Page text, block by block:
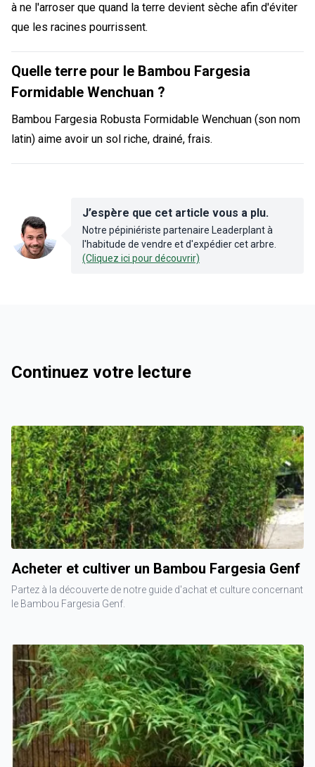
à ne l'arroser que quand la terre devient sèche afin d'éviter
que les racines pourrissent.
Quelle terre pour le Bambou Fargesia
Formidable Wenchuan ?
Bambou Fargesia Robusta Formidable Wenchuan (son nom
latin) aime avoir un sol riche, drainé, frais.
J’espère que cet article vous a plu.
Notre pépiniériste partenaire Leaderplant à
l'habitude de vendre et d'expédier cet arbre.
(Cliquez ici pour découvrir)
Continuez votre lecture
Acheter et cultiver un Bambou Fargesia Genf
Partez à la découverte de notre guide d'achat et culture concernant
le Bambou Fargesia Genf.